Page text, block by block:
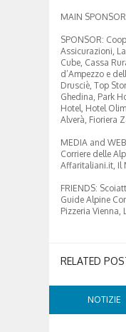
MAIN
SPONSOR:
Assicurazioni,
Cube, Cassa
d’Ampezzo e
Drusciè, Top
Ghedina, Park
Hotel, Hotel
Alverà, Fioriera
MEDIA and
Corriere delle
Affaritaliani.it, Il
FRIENDS:
Guide Alpine
Pizzeria Vienna,
RELATED
NOTIZIE